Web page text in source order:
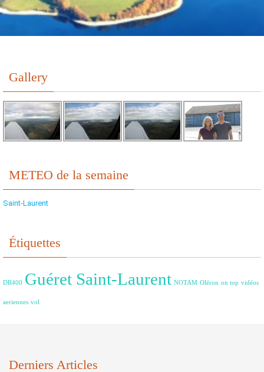
Gallery
METEO de la semaine
Saint-Laurent
Étiquettes
DR400 Guéret Saint-Laurent NOTAM Oléron on top vidéos
aeriennes vol
Derniers Articles